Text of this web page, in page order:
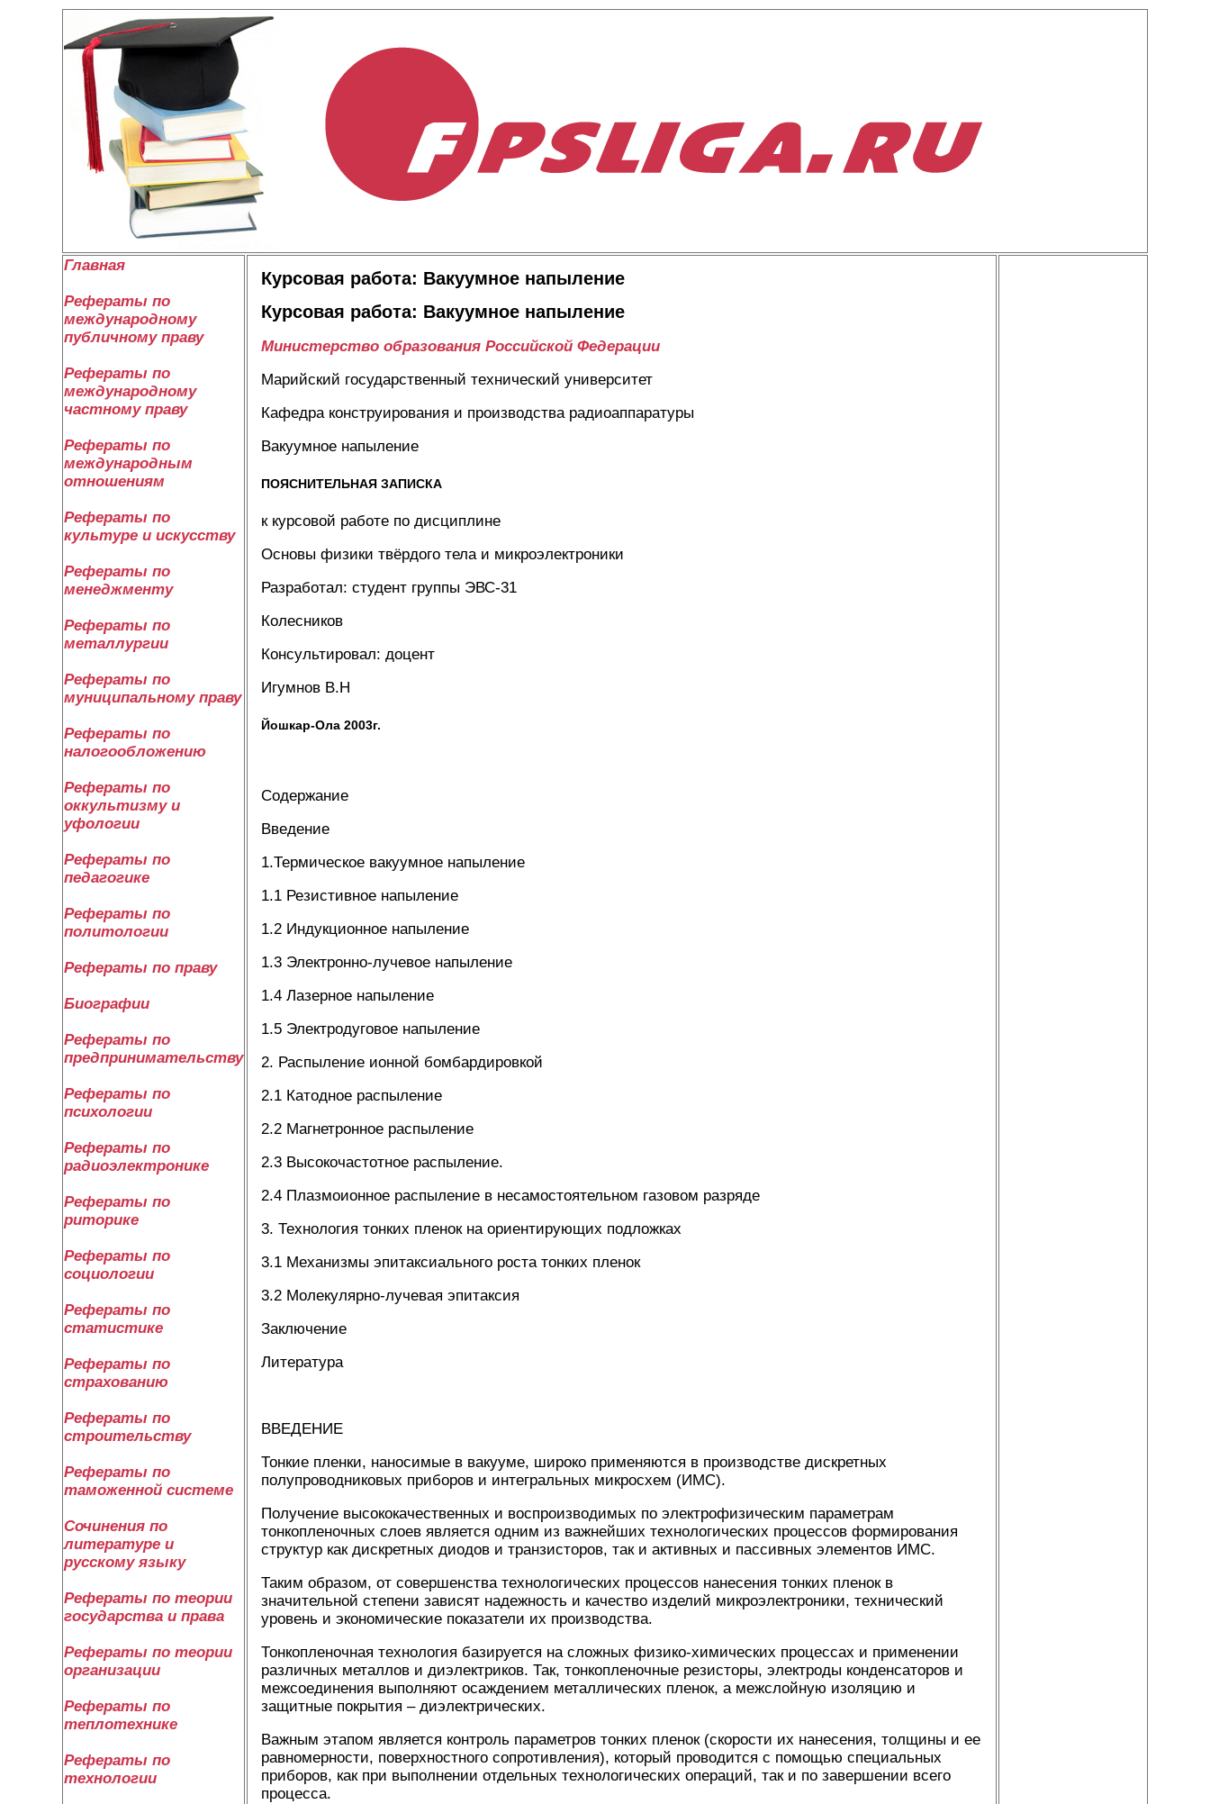
Главная
Рефераты по
международному
публичному праву
Рефераты по
международному
частному праву
Рефераты по
международным
отношениям
Рефераты по
культуре и искусству
Рефераты по
менеджменту
Рефераты по
металлургии
Рефераты по
муниципальному праву
Рефераты по
налогообложению
Рефераты по
оккультизму и
уфологии
Рефераты по
педагогике
Рефераты по
политологии
Рефераты по праву
Биографии
Рефераты по
предпринимательству
Рефераты по
психологии
Рефераты по
радиоэлектронике
Рефераты по
риторике
Рефераты по
социологии
Рефераты по
статистике
Рефераты по
страхованию
Рефераты по
строительству
Рефераты по
таможенной системе
Сочинения по
литературе и
русскому языку
Рефераты по теории
государства и права
Рефераты по теории
организации
Рефераты по
теплотехнике
Рефераты по
технологии
Курсовая работа: Вакуумное напыление
Курсовая работа: Вакуумное напыление
Министерство образования Российской Федерации
Марийский государственный технический университет
Кафедра конструирования и производства радиоаппаратуры
Вакуумное напыление
ПОЯСНИТЕЛЬНАЯ ЗАПИСКА
к курсовой работе по дисциплине
Основы физики твёрдого тела и микроэлектроники
Разработал: студент группы ЭВС-31
Колесников
Консультировал: доцент
Игумнов В.Н
Йошкар-Ола 2003г.
Содержание
Введение
1.Термическое вакуумное напыление
1.1 Резистивное напыление
1.2 Индукционное напыление
1.3 Электронно-лучевое напыление
1.4 Лазерное напыление
1.5 Электродуговое напыление
2. Распыление ионной бомбардировкой
2.1 Катодное распыление
2.2 Магнетронное распыление
2.3 Высокочастотное распыление.
2.4 Плазмоионное распыление в несамостоятельном газовом разряде
3. Технология тонких пленок на ориентирующих подложках
3.1 Механизмы эпитаксиального роста тонких пленок
3.2 Молекулярно-лучевая эпитаксия
Заключение
Литература
ВВЕДЕНИЕ
Тонкие пленки, наносимые в вакууме, широко применяются в производстве дискретных
полупроводниковых приборов и интегральных микросхем (ИМС).
Получение высококачественных и воспроизводимых по электрофизическим параметрам
тонкопленочных слоев является одним из важнейших технологических процессов формирования
структур как дискретных диодов и транзисторов, так и активных и пассивных элементов ИМС.
Таким образом, от совершенства технологических процессов нанесения тонких пленок в
значительной степени зависят надежность и качество изделий микроэлектроники, технический
уровень и экономические показатели их производства.
Тонкопленочная технология базируется на сложных физико-химических процессах и применении
различных металлов и диэлектриков. Так, тонкопленочные резисторы, электроды конденсаторов и
межсоединения выполняют осаждением металлических пленок, а межслойную изоляцию и
защитные покрытия – диэлектрических.
Важным этапом является контроль параметров тонких пленок (скорости их нанесения, толщины и ее
равномерности, поверхностного сопротивления), который проводится с помощью специальных
приборов, как при выполнении отдельных технологических операций, так и по завершении всего
процесса.